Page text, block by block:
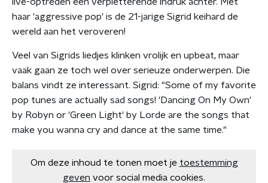
haar 'aggressive pop' is de 21-jarige Sigrid keihard de
wereld aan het veroveren!
Veel van Sigrids liedjes klinken vrolijk en upbeat, maar
vaak gaan ze toch wel over serieuze onderwerpen. Die
balans vindt ze interessant. Sigrid: "Some of my favorite
pop tunes are actually sad songs! 'Dancing On My Own'
by Robyn or 'Green Light' by Lorde are the songs that
make you wanna cry and dance at the same time."
Om deze inhoud te tonen moet je toestemming
geven voor social media cookies.